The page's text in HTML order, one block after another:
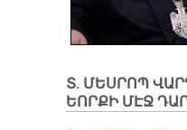
Տ. ՄԵՍՐՈՊ
ԵՈՐՔԻ ՄԷՋ